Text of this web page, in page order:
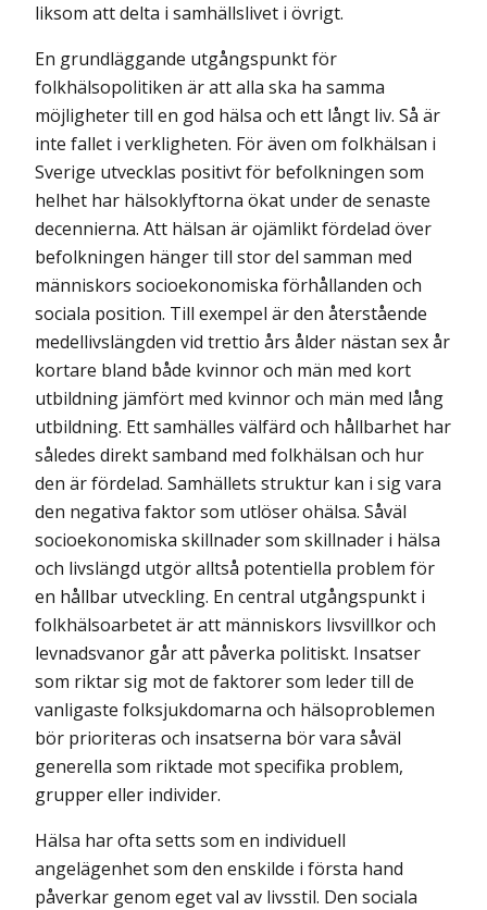
liksom att delta i samhällslivet i övrigt.
En grundläggande utgångspunkt för
folkhälsopolitiken är att alla ska ha samma
möjligheter till en god hälsa och ett långt liv. Så är
inte fallet i verkligheten. För även om folkhälsan i
Sverige utvecklas positivt för befolkningen som
helhet har hälsoklyftorna ökat under de senaste
decennierna. Att hälsan är ojämlikt fördelad över
befolkningen hänger till stor del samman med
människors socioekonomiska förhållanden och
sociala position. Till exempel är den återstående
medellivslängden vid trettio års ålder nästan sex år
kortare bland både kvinnor och män med kort
utbildning jämfört med kvinnor och män med lång
utbildning. Ett samhälles välfärd och hållbarhet har
således direkt samband med folkhälsan och hur
den är fördelad. Samhällets struktur kan i sig vara
den negativa faktor som utlöser ohälsa. Såväl
socioekonomiska skillnader som skillnader i hälsa
och livslängd utgör alltså potentiella problem för
en hållbar utveckling. En central utgångspunkt i
folkhälsoarbetet är att människors livsvillkor och
levnadsvanor går att påverka politiskt. Insatser
som riktar sig mot de faktorer som leder till de
vanligaste folksjukdomarna och hälsoproblemen
bör prioriteras och insatserna bör vara såväl
generella som riktade mot specifika problem,
grupper eller individer.
Hälsa har ofta setts som en individuell
angelägenhet som den enskilde i första hand
påverkar genom eget val av livsstil. Den sociala